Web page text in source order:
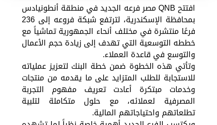
افتتح QNB مصر فرعه الجديد في منطقة أنطونيادس
بمحافظة الإسكندرية، لترتفع شبكة فروعه إلى 236
فرعًا منتشرة في مختلف أنحاء الجمهورية تماشياً مع
خططه التوسعية التي تهدف إلى زيادة حجم الأعمال
والتوسع في قاعدة العملاء.
وتأتي هذه الخطوة ضمن خطة البنك لتعزيز عملياته
للاستجابة للطلب المتزايد على ما يقدمه من منتجات
وخدمات مبتكرة أعادت تعريف مفهوم التجربة
المصرفية لعملائه، مع حلول متكاملة لتلبية
تطلعاتهم واحتياجاتهم المالية.